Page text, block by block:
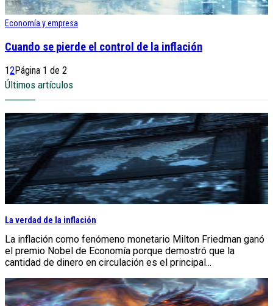
Economía y empresa
Cuando se pierde el control de la inflación
12Página 1 de 2
Últimos artículos
La verdad de la inflación
La inflación como fenómeno monetario Milton Friedman ganó
el premio Nobel de Economía porque demostró que la
cantidad de dinero en circulación es el principal...